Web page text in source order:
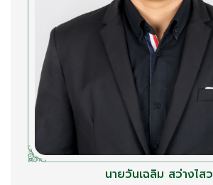
นายวันเฉลิม สว่างไสว